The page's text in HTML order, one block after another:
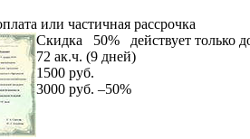
или частичная рассрочка
Скидка 50% действует только
72 ак.ч. (9 дней)
1500 руб.
3000 руб. –50%